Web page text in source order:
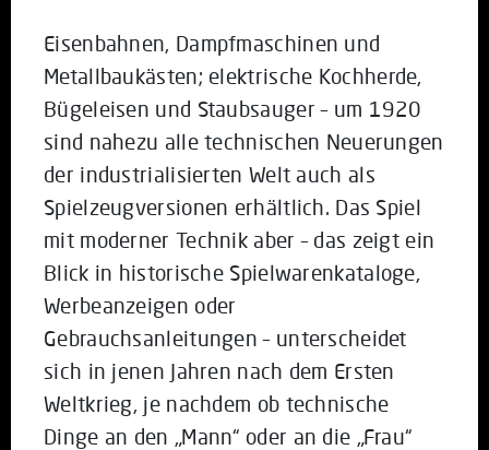
Eisenbahnen, Dampfmaschinen und
Metallbaukästen; elektrische Kochherde,
Bügeleisen und Staubsauger – um 1920
sind nahezu alle technischen Neuerungen
der industrialisierten Welt auch als
Spielzeugversionen erhältlich. Das Spiel
mit moderner Technik aber – das zeigt ein
Blick in historische Spielwarenkataloge,
Werbeanzeigen oder
Gebrauchsanleitungen – unterscheidet
sich in jenen Jahren nach dem Ersten
Weltkrieg, je nachdem ob technische
Dinge an den „Mann“ oder an die „Frau“